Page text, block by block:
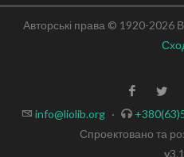
Авторські права © 1920-2026
info@liolib.org ·
Спроектовано та
v